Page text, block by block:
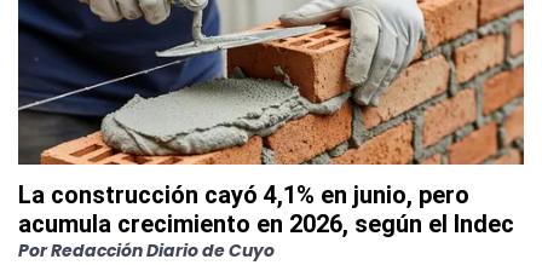
La construcción cayó 4,1% en junio, pero
acumula crecimiento en 2026, según el Indec
PorRedacción Diario de Cuyo